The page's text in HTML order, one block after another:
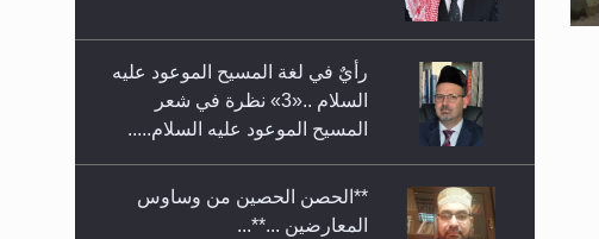
رأيٌ في لغة المسيح الموعود عليه
السلام ..«3» نظرة في شعر
المسيح الموعود عليه السلام.....
**الحصن الحصين من وساوس
المعارضين ...**...